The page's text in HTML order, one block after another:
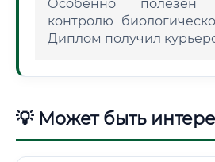
Особенно
контролю
Диплом получил
💡 Может быть